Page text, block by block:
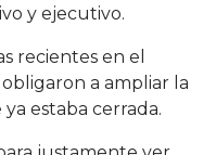
y ejecutivo.
recientes en el
a ampliar la
estaba cerrada.